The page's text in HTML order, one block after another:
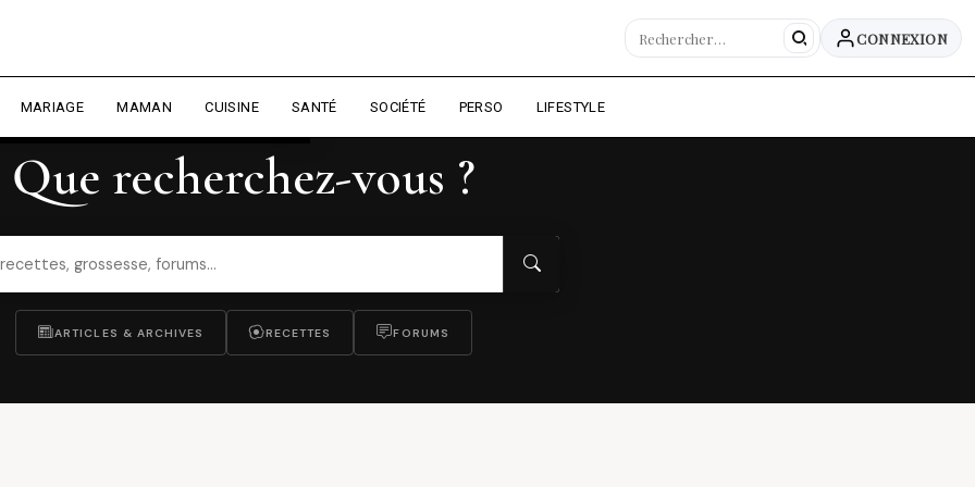
et mesurer l'audience. CONNEXION
MARIAGE MAMAN CUISINE SANTÉ SOCIÉTÉ PERSO LIFESTYLE
Que recherchez-vous ?
ARTICLES & ARCHIVES RECETTES FORUMS